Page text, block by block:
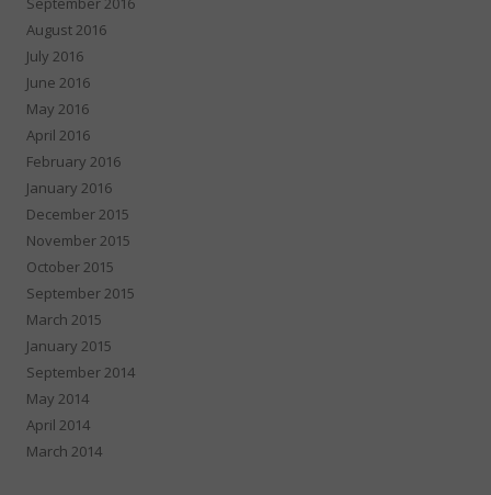
August 2016
July 2016
June 2016
May 2016
April 2016
February 2016
January 2016
December 2015
November 2015
October 2015
September 2015
March 2015
January 2015
September 2014
May 2014
April 2014
March 2014